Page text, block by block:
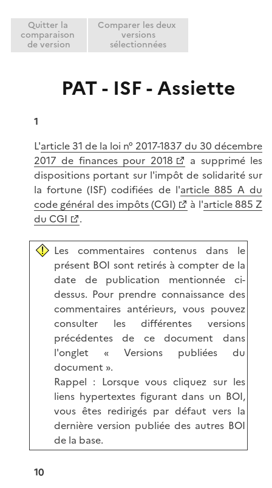
Quitter la
comparaison
de version
Comparer les deux
versions
sélectionnées
PAT - ISF - Assiette
1
L'article 31 de la loi n° 2017-1837 du 30 décembre
2017 de finances pour 2018
a supprimé les
dispositions portant sur l'impôt de solidarité sur
la fortune (ISF) codifiées de l'article 885 A du
code général des impôts (CGI)
à l'article 885 Z
du CGI
.
Les commentaires contenus dans le
présent BOI sont retirés à compter de la
date de publication mentionnée ci-
dessus. Pour prendre connaissance des
commentaires antérieurs, vous pouvez
consulter les différentes versions
précédentes de ce document dans
l'onglet « Versions publiées du
document ».
Rappel : Lorsque vous cliquez sur les
liens hypertextes figurant dans un BOI,
vous êtes redirigés par défaut vers la
dernière version publiée des autres BOI
de la base.
10